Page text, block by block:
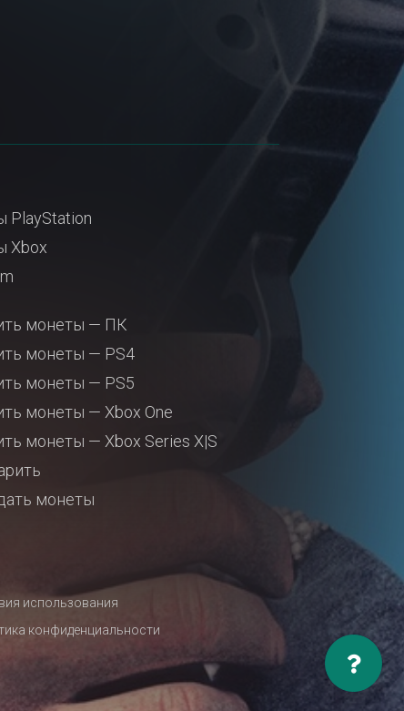
PlayStation
Xbox
монеты — ПК
монеты — PS4
монеты — PS5
монеты — Xbox One
монеты — Xbox Series X|S
монеты
использования
конфиденциальности